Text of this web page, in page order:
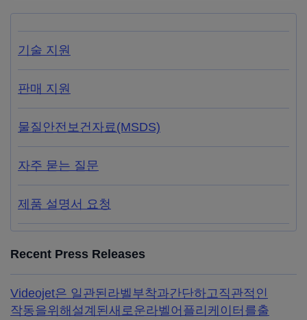
기술 지원
판매 지원
물질안전보건자료(MSDS)
자주 묻는 질문
제품 설명서 요청
Recent Press Releases
Videojet은 일관된라벨부착과간단하고직관적인
작동을위해설계된새로운라벨어플리케이터를출